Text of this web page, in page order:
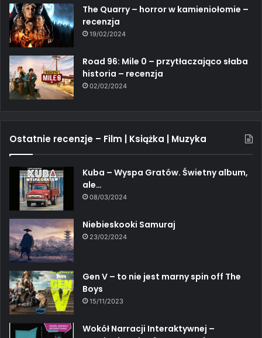
The Quarry – horror w kamieniołomie –
recenzja
19/02/2024
Road 96: Mile 0 – przytłaczająco słaba
historia – recenzja
02/02/2024
Ostatnie recenzje – Film | Książka | Muzyka
Kuba – Wyspa Gratów. Świetny album,
ale…
08/03/2024
Niebieskooki Samuraj
23/02/2024
Gen V – to nie jest marny spin off The
Boys
15/11/2023
Wokół Narracji Interaktywnej –